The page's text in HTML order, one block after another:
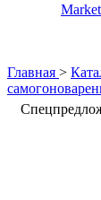
Главная >